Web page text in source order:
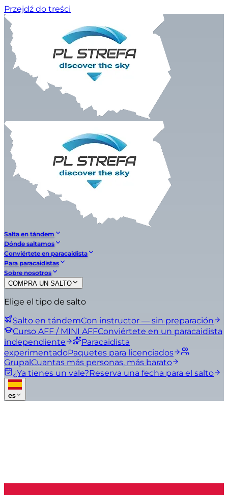
Przejdź do treści
Salta en tándem
Dónde saltamos
Conviértete en paracaidista
Para paracaidistas
Sobre nosotros
COMPRA UN SALTO
Elige el tipo de salto
Salto en tándemCon instructor — sin preparación
Curso AFF / MINI AFFConviértete en un paracaidista
independiente
Paracaidista
experimentadoPaquetes para licenciados
GrupalCuantas más personas, más barato
¿Ya tienes un vale?Reserva una fecha para el salto
es